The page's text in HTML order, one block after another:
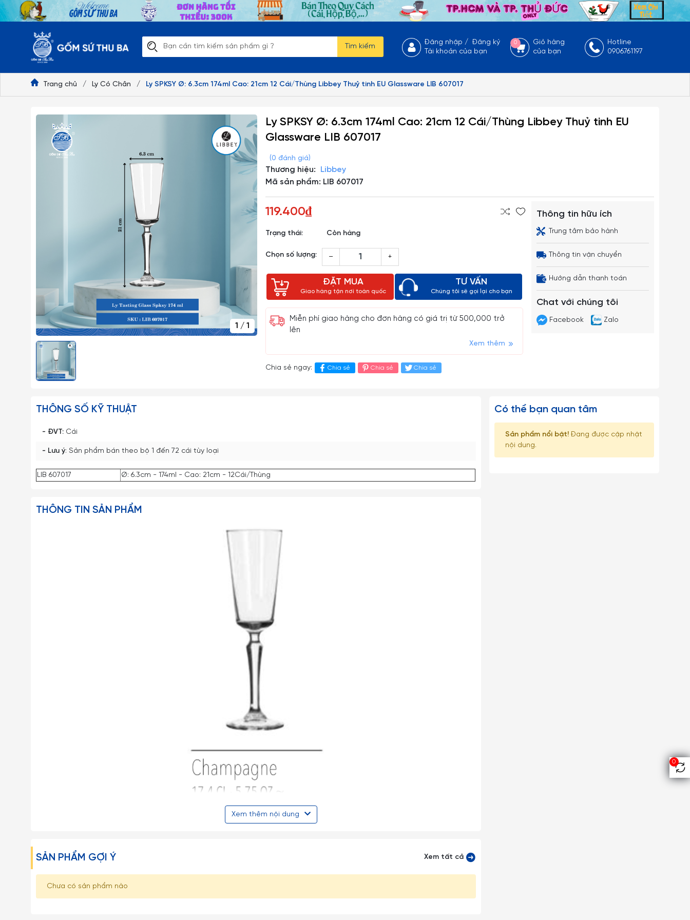
Tìm kiếm
Đăng nhập /Đăng ký
Tài khoản của bạn
0
Giỏ hàng
của bạn
Hotline
0906761197
0
Trang chủ / Ly Có Chân / Ly SPKSY Ø: 6.3cm 174ml Cao: 21cm 12 Cái/Thùng Libbey Thuỷ tinh EU Glassware LIB 607017
1 /1
Ly SPKSY Ø: 6.3cm 174ml Cao: 21cm 12 Cái/Thùng Libbey Thuỷ tinh EU
Glassware LIB 607017
(0 đánh giá)
Thương hiệu:
Libbey
Mã sản phẩm: LIB 607017
119.400₫
Trạng thái: Còn hàng
Chọn số lượng: – +
ĐẶT MUA
Giao hàng tận nơi toàn quốc
TƯ VẤN
Chúng tôi sẽ gọi lại cho bạn
Miễn phí giao hàng cho đơn hàng có giá trị từ 500,000 trở
lên
Xem thêm
Chia sẻ ngay: Chia sẻ Chia sẻ Chia sẻ
Thông tin hữu ích
Trung tâm bảo hành
Thông tin vận chuyển
Hướng dẫn thanh toán
Chat với chúng tôi
Facebook Zalo
THÔNG SỐ KỸ THUẬT
- ĐVT: Cái
- Lưu ý: Sản phẩm bán theo bộ 1 đến 72 cái tùy loại
LIB 607017 Ø: 6.3cm - 174ml - Cao: 21cm - 12Cái/Thùng
THÔNG TIN SẢN PHẨM
- Libbey là thương hiệu thuỷ tinh nổi tiếng của Mỹ, được coi là một trong những hãng sản xuất thủy tinh lớn nhất toàn cầu,
được thành lập từ năm 1818 với các dòng sản phẩm phong phú, chất lượng cao được biết đến rộng rãi trên toàn thế giới.
Xem thêm nội dung
SẢN PHẨM GỢI Ý Xem tất cả
Chưa có sản phẩm nào
Có thể bạn quan tâm
Sản phẩm nổi bật!Đang được cập nhật
nội dung.